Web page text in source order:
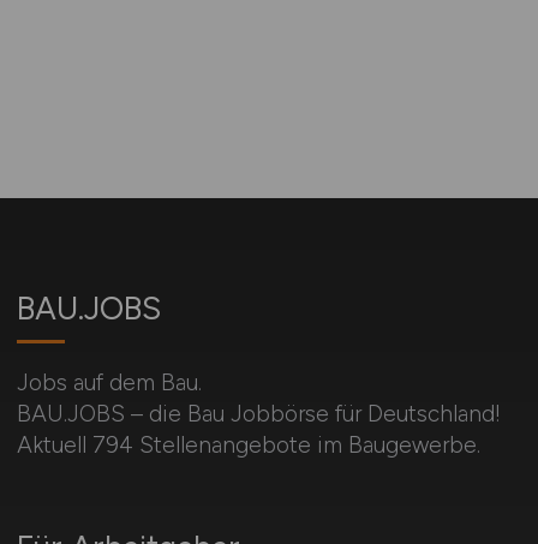
BAU.JOBS
Jobs auf dem Bau.
BAU.JOBS – die Bau Jobbörse für Deutschland!
Aktuell 794 Stellenangebote im Baugewerbe.